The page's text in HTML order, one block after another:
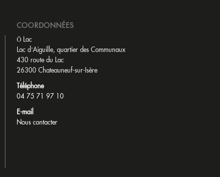
COORDONNÉES
Ō Lac
Lac d’Aiguille, quartier des Communaux
430 route du Lac
26300 Chateauneuf-sur-Isère
Téléphone
04 75 71 97 10
E-mail
Nous contacter